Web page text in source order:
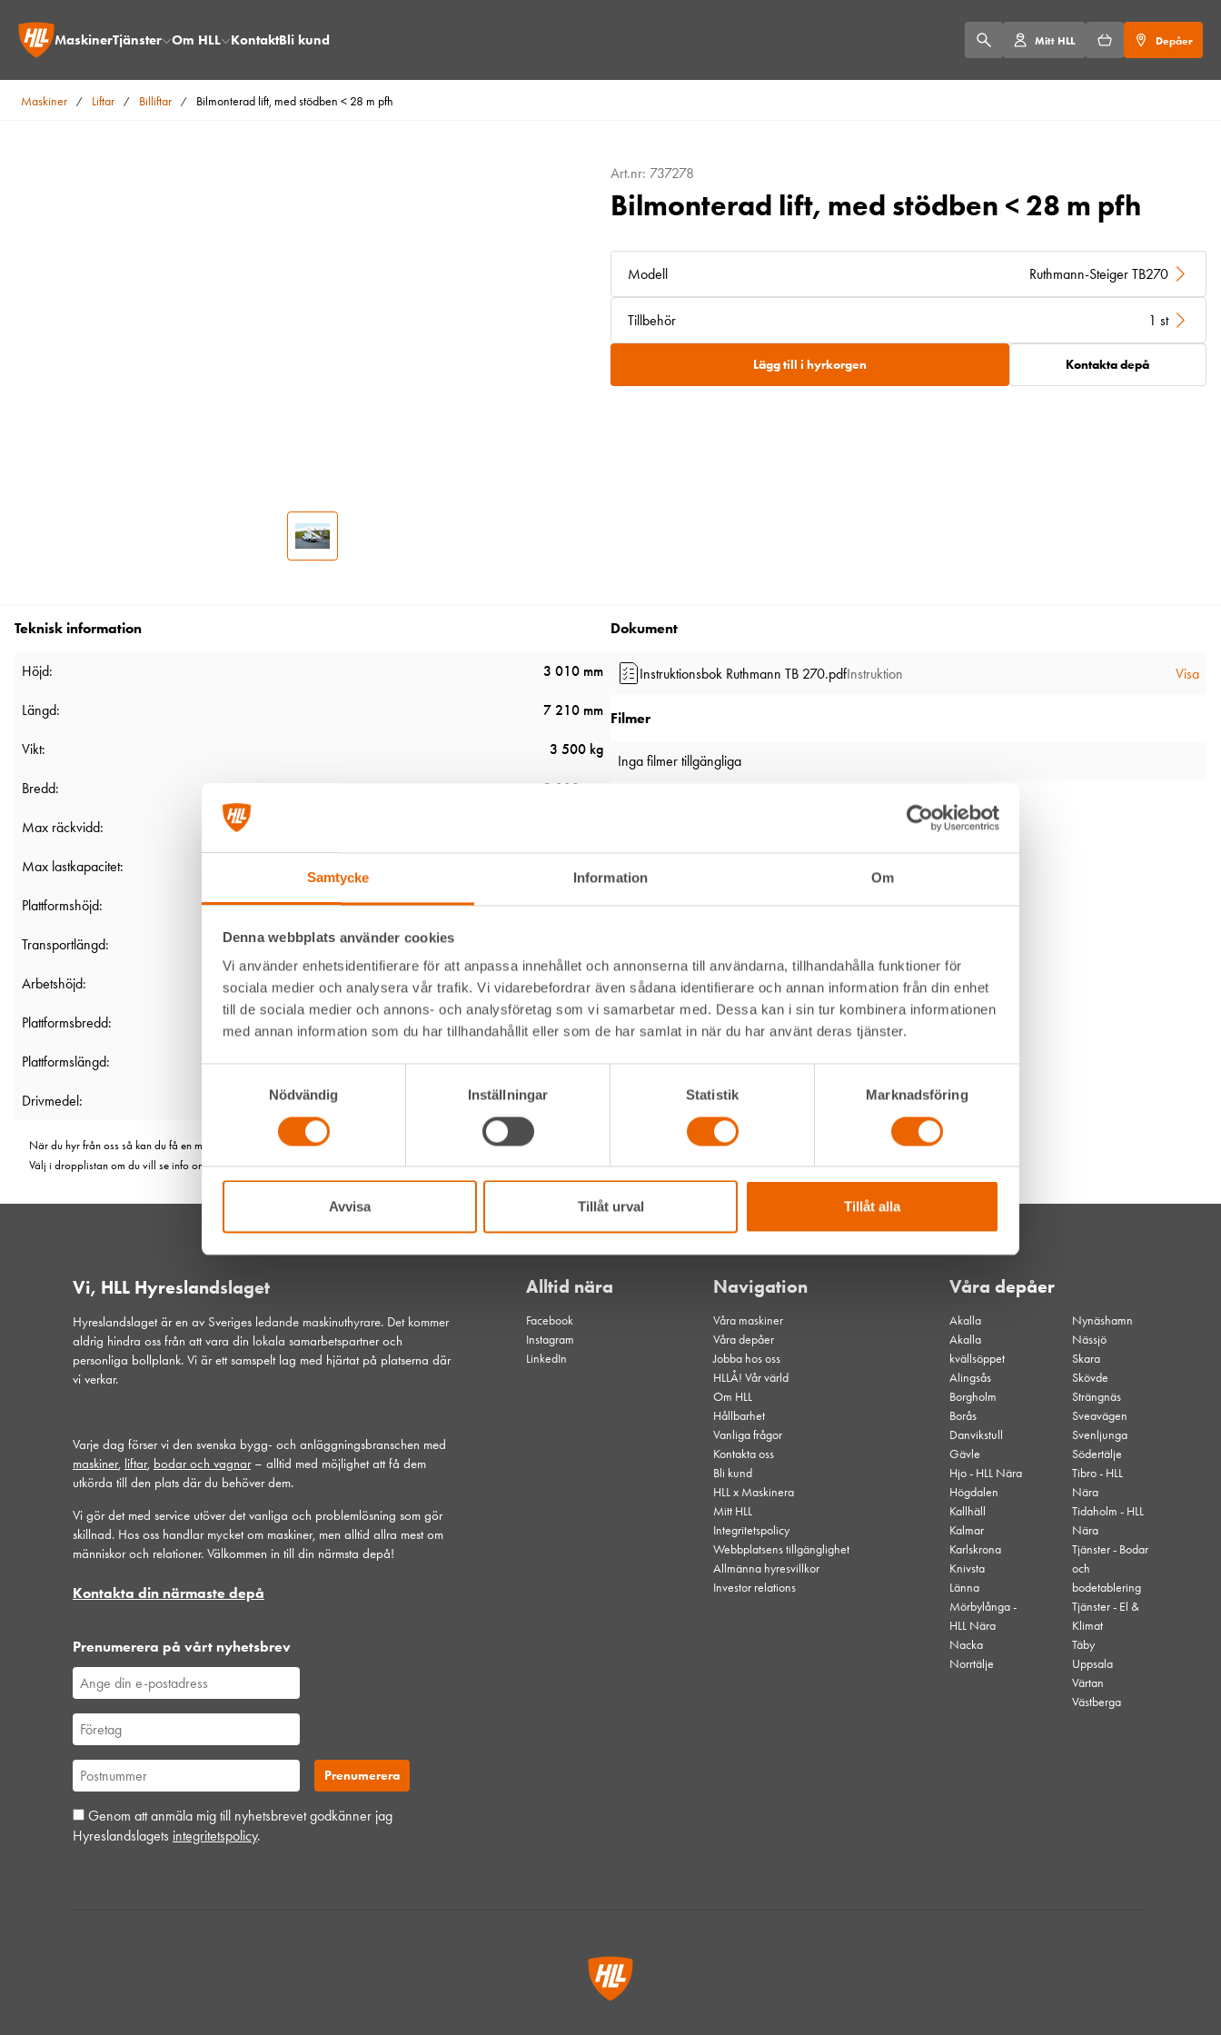
Samtycke Information Om
Denna webbplats använder cookies
Vi använder enhetsidentifierare för att anpassa innehållet och annonserna till användarna, tillhandahålla funktioner för
sociala medier och analysera vår trafik. Vi vidarebefordrar även sådana identifierare och annan information från din enhet
till de sociala medier och annons- och analysföretag som vi samarbetar med. Dessa kan i sin tur kombinera informationen
med annan information som du har tillhandahållit eller som de har samlat in när du har använt deras tjänster.
Nödvändig
Inställningar Statistik Marknadsföring
Avvisa Tillåt urval Tillåt alla
MaskinerTjänster Om HLL KontaktBli kund Mitt HLL Depåer
Maskiner / Liftar / Billiftar / Bilmonterad lift, med stödben < 28 m pfh
Art.nr: 737278
Bilmonterad lift, med stödben < 28 m pfh
Modell Ruthmann-Steiger TB270
Tillbehör 1 st
Lägg till i hyrkorgen Kontakta depå
Teknisk information
Höjd: 3 010 mm
Längd: 7 210 mm
Vikt: 3 500 kg
Bredd: 2 110 mm
Max räckvidd:
Max lastkapacitet:
Plattformshöjd: 25 m
Transportlängd:
Arbetshöjd: 27 m
Plattformsbredd: 700 mm
Plattformslängd: 1 400 mm
Drivmedel:
När du hyr från oss så kan du få en maskin från olika fabrikat. Men de är såklart likvärdiga när det gäller specifikationer.
Välj i dropplistan om du vill se info om en viss modell.
Dokument
Instruktionsbok Ruthmann TB 270.pdfInstruktion Visa
Filmer
Inga filmer tillgängliga
Vi, HLL Hyreslandslaget
Hyreslandslaget är en av Sveriges ledande maskinuthyrare. Det kommer
aldrig hindra oss från att vara din lokala samarbetspartner och
personliga bollplank. Vi är ett samspelt lag med hjärtat på platserna där
vi verkar.
Varje dag förser vi den svenska bygg- och anläggningsbranschen med
maskiner, liftar, bodar och vagnar– alltid med möjlighet att få dem
utkörda till den plats där du behöver dem.
Vi gör det med service utöver det vanliga och problemlösning som gör
skillnad. Hos oss handlar mycket om maskiner, men alltid allra mest om
människor och relationer. Välkommen in till din närmsta depå!
Kontakta din närmaste depå
Prenumerera på vårt nyhetsbrev
Genom att anmäla mig till nyhetsbrevet godkänner jag
Hyreslandslagets integritetspolicy.
Alltid nära
Facebook
Instagram
LinkedIn
Navigation
Våra maskiner
Våra depåer
Jobba hos oss
HLLÅ! Vår värld
Om HLL
Hållbarhet
Vanliga frågor
Kontakta oss
Bli kund
HLL x Maskinera
Mitt HLL
Integritetspolicy
Webbplatsens tillgänglighet
Allmänna hyresvillkor
Investor relations
Våra depåer
Akalla
Akalla
kvällsöppet
Alingsås
Borgholm
Borås
Danvikstull
Gävle
Hjo - HLL Nära
Högdalen
Kallhäll
Kalmar
Karlskrona
Knivsta
Länna
Mörbylånga -
HLL Nära
Nacka
Norrtälje
Nynäshamn
Nässjö
Skara
Skövde
Strängnäs
Sveavägen
Svenljunga
Södertälje
Tibro - HLL
Nära
Tidaholm - HLL
Nära
Tjänster - Bodar
och
bodetablering
Tjänster - El &
Klimat
Täby
Uppsala
Värtan
Västberga